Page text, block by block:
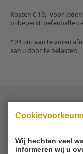
Wij hechten veel
informeren wij u
Kosten € 10,- voor
onbeperkt oefenballen
* 24 uur van te voren
aan u door te belasten
© 2026
Zuidbuurt
Email